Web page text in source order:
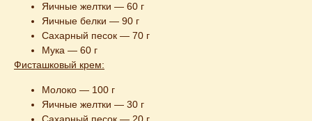
Яичные желтки — 60 г
Яичные белки — 90 г
Сахарный песок — 70 г
Мука — 60 г
Фисташковый крем:
Молоко — 100 г
Яичные желтки — 30 г
Сахарный песок — 20 г